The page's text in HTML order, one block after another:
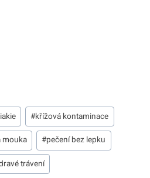
#křížová kontaminace
mouka #pečení bez lepku
trávení